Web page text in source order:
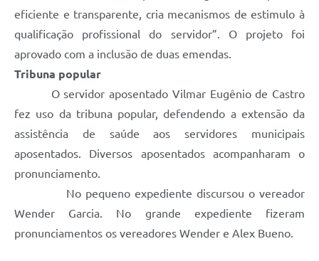
eficiente e transparente, cria mecanismos de estimulo à
qualificação profissional do servidor”. O projeto foi
aprovado com a inclusão de duas emendas.
Tribuna popular
O servidor aposentado Vilmar Eugênio de Castro
fez uso da tribuna popular, defendendo a extensão da
assistência de saúde aos servidores municipais
aposentados. Diversos aposentados acompanharam o
pronunciamento.
No pequeno expediente discursou o vereador
Wender Garcia. No grande expediente fizeram
pronunciamentos os vereadores Wender e Alex Bueno.